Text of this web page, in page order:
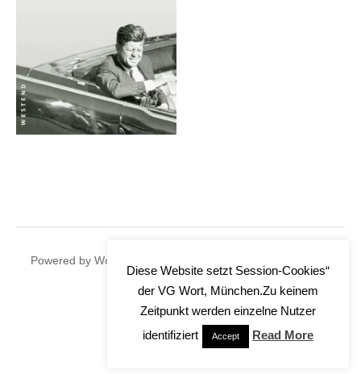
Powered by WordPress
Diese Website setzt Session-Cookies“
der VG Wort, München.Zu keinem
Zeitpunkt werden einzelne Nutzer
identifiziert
Accept Read More